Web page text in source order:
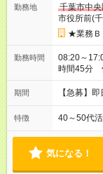
勤務地
千葉市中
市役所前(
★業務Ｂ
勤務時間
08:20～
時間45分
期間 【急募】
特徴 40～50代
気になる！